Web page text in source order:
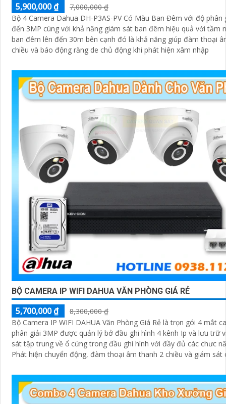
5,900,000 ₫
7,000,000 ₫
Bộ 4 Camera Dahua DH-P3AS-PV Có Màu Ban Đêm với độ phân
đến 3MP cùng với khả năng giám sát ban đêm hiệu quả với tầm
ban đêm lên đến 30m bên cạnh đó là khả năng giúp đàm thoại
chiều và báo động răng de chủ động khi phát hiện xâm nhập
BỘ CAMERA IP WIFI DAHUA VĂN PHÒNG GIÁ RẺ
5,700,000 ₫
8,300,000 ₫
Bộ Camera IP WIFI DAHUA Văn Phòng Giá Rẻ là trọn gói 4 mắt
phân giải 3MP được quản lý bở đầu ghi hình 4 kênh Ip và lưu trữ
sát tập trung về ổ cứng trong đầu ghi hình với đầy đủ các chưc
Phát hiện chuyển động, đàm thoại âm thanh 2 chiều và giám sát